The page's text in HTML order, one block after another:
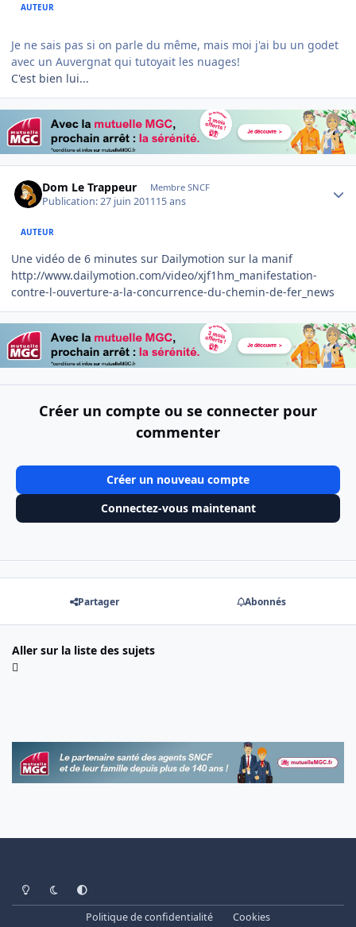
AUTEUR
Je ne sais pas si on parle du même, mais moi j'ai bu un godet
avec un Auvergnat qui tutoyait les nuages!
C'est bien lui...
Dom Le Trappeur Membre SNCF
Publication:27 juin 201115 ans
AUTEUR
Une vidéo de 6 minutes sur Dailymotion sur la manif
http://www.dailymotion.com/video/xjf1hm_manifestation-
contre-l-ouverture-a-la-concurrence-du-chemin-de-fer_news
Créer un compte ou se connecter pour
commenter
Créer un nouveau compte
Connectez-vous maintenant
Partager Abonnés
Aller sur la liste des sujets
Light ModeDark ModeSystem Preference
Politique de confidentialité Cookies